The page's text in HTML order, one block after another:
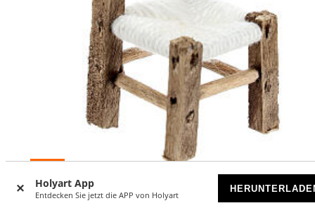
Holyart App
Entdecken Sie jetzt die APP von Holyart
Strohstuhl, Krippenzubehör, neapolitanischer Stil, für 6 cm